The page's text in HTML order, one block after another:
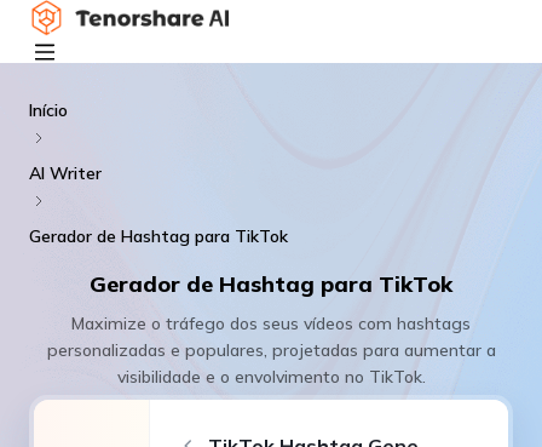
Início
AI Writer
Gerador de Hashtag para TikTok
Gerador de Hashtag para TikTok
Maximize o tráfego dos seus vídeos com hashtags
personalizadas e populares, projetadas para aumentar a
visibilidade e o envolvimento no TikTok.